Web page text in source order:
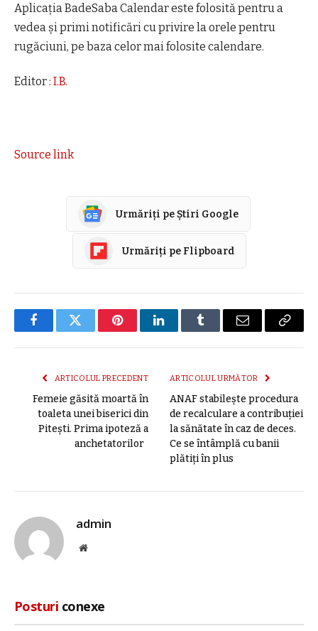
Aplicaţia BadeSaba Calendar este folosită pentru a
vedea şi primi notificări cu privire la orele pentru
rugăciuni, pe baza celor mai folosite calendare.
Editor : I.B.
Source link
Urmăriți pe Știri Google
Urmăriți pe Flipboard
FacebookTwitter PinterestLinkedInTumblr E-
ARTICOLUL PRECEDENT
Femeie găsită moartă în
toaleta unei biserici din
Piteşti. Prima ipoteză a
anchetatorilor
ARTICOLUL URMĂTOR
ANAF stabilește procedura
de recalculare a contribuției
la sănătate în caz de deces.
Ce se întâmplă cu banii
plătiți în plus
admin
Site
Posturi conexe